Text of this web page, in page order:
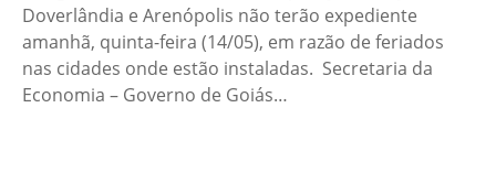
Doverlândia e Arenópolis não terão expediente
amanhã, quinta-feira (14/05), em razão de feriados
nas cidades onde estão instaladas. Secretaria da
Economia – Governo de Goiás…